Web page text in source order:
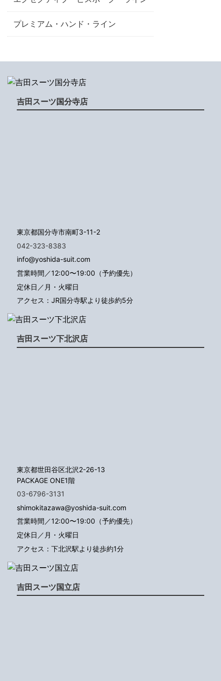
プレミアム・ハンド・ライン
吉田スーツ国分寺店
東京都国分寺市南町3-11-2
042-323-8383
info@yoshida-suit.com
営業時間／12:00〜19:00（予約優先）
定休日／月・火曜日
アクセス：JR国分寺駅より徒歩約5分
吉田スーツ下北沢店
東京都世田谷区北沢2-26-13
PACKAGE ONE1階
03-6796-3131
shimokitazawa@yoshida-suit.com
営業時間／12:00〜19:00（予約優先）
定休日／月・火曜日
アクセス：下北沢駅より徒歩約1分
吉田スーツ国立店